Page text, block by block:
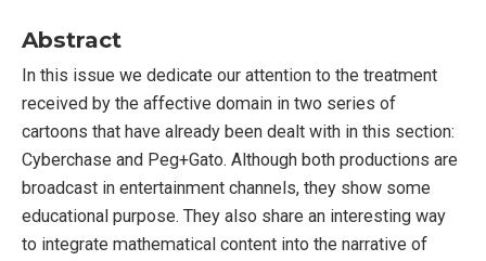
Abstract
In this issue we dedicate our attention to the treatment
received by the affective domain in two series of
cartoons that have already been dealt with in this section:
Cyberchase and Peg+Gato. Although both productions are
broadcast in entertainment channels, they show some
educational purpose. They also share an interesting way
to integrate mathematical content into the narrative of